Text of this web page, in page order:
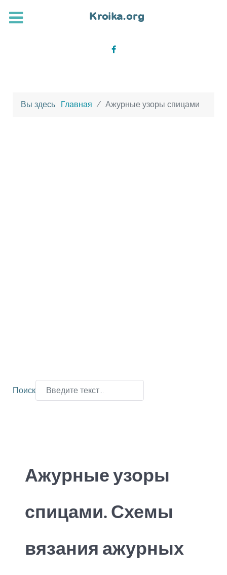
Вы здесь: Главная Ажурные узоры спицами
Поиск
Ажурные узоры
спицами. Схемы
вязания ажурных